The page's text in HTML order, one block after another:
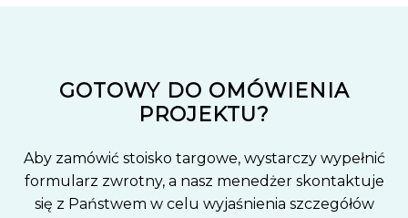
GOTOWY DO OMÓWIENIA
PROJEKTU?
Aby zamówić stoisko targowe, wystarczy wypełnić
formularz zwrotny, a nasz menedżer skontaktuje
się z Państwem w celu wyjaśnienia szczegółów